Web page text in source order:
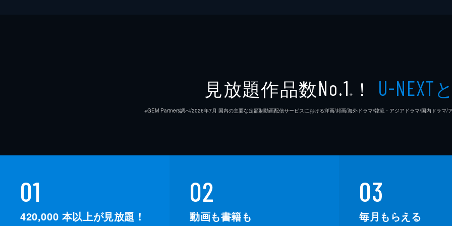
見放題作品数No.1 ※ ！ U-NEXT
※GEM Partners調べ/2026年7⽉ 国内の主要な定額制動画配信サービスにおける洋画/邦画/海外ドラマ/韓流・アジアドラマ/国内ドラマ/
01
420,000 本以上が見放題！
02
動画も書籍も
03
毎月もらえる